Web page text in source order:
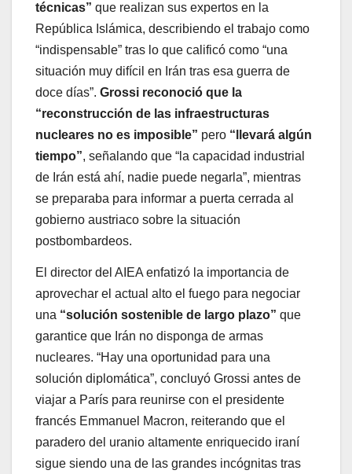
técnicas” que realizan sus expertos en la
República Islámica, describiendo el trabajo como
“indispensable” tras lo que calificó como “una
situación muy difícil en Irán tras esa guerra de
doce días”. Grossi reconoció que la
“reconstrucción de las infraestructuras
nucleares no es imposible” pero “llevará algún
tiempo”, señalando que “la capacidad industrial
de Irán está ahí, nadie puede negarla”, mientras
se preparaba para informar a puerta cerrada al
gobierno austriaco sobre la situación
postbombardeos.
El director del AIEA enfatizó la importancia de
aprovechar el actual alto el fuego para negociar
una “solución sostenible de largo plazo” que
garantice que Irán no disponga de armas
nucleares. “Hay una oportunidad para una
solución diplomática”, concluyó Grossi antes de
viajar a París para reunirse con el presidente
francés Emmanuel Macron, reiterando que el
paradero del uranio altamente enriquecido iraní
sigue siendo una de las grandes incógnitas tras